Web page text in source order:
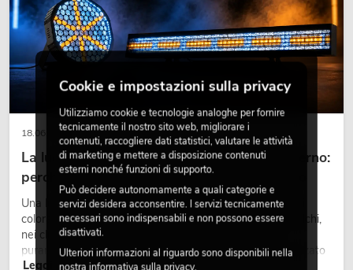
18.06.2026
La luce retrò nel design illuminotecnico moderno:
perché la luce calda torna ad avere successo
Una luce molto calda, superfici luminose visibili e accenti
colorati caratterizzano molti lighting design attuali su palchi,
nei club e negli eventi. La luce rétro non è un effetto
puramente nostalgico, ma uno strumento di design utilizzato
in modo consapevole: crea atmosfera, dona carattere alle
Leggi ora
Cookie e impostazioni sulla privacy
Utilizziamo cookie e tecnologie analoghe per fornire
tecnicamente il nostro sito web, migliorare i
contenuti, raccogliere dati statistici, valutare le attività
di marketing e mettere a disposizione contenuti
esterni nonché funzioni di supporto.
Può decidere autonomamente a quali categorie e
servizi desidera acconsentire. I servizi tecnicamente
necessari sono indispensabili e non possono essere
disattivati.
Ulteriori informazioni al riguardo sono disponibili nella
nostra informativa sulla privacy.